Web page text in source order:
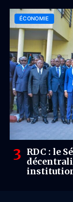
ÉCONOMIE
RDC : le